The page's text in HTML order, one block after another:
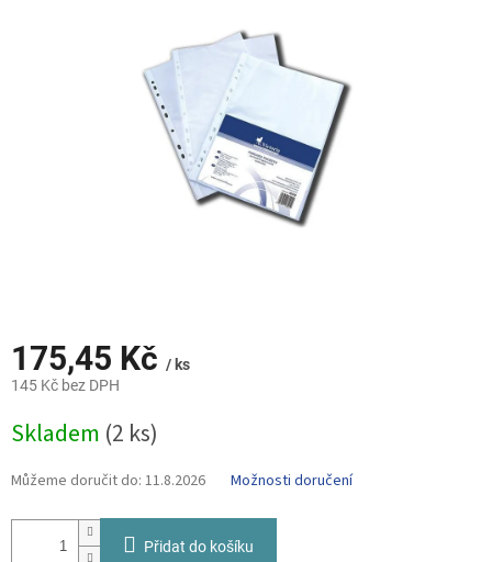
175,45 Kč / ks
145 Kč bez DPH
cena:
Skladem (2 ks)
Můžeme doručit do: 11.8.2026 Možnosti doručení
Přidat do košíku